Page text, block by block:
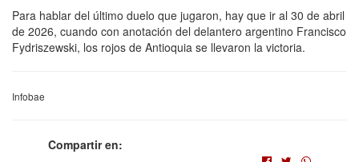
Para hablar del último duelo que jugaron, hay que ir al 30 de abril
de 2026, cuando con anotación del delantero argentino Francisco
Fydriszewski, los rojos de Antioquia se llevaron la victoria.
Infobae
Compartir en: